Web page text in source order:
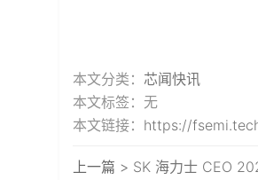
本文分类： 芯闻快讯
本文标签：无
本文链接： https://
上一篇 > SK 海力士 CEO